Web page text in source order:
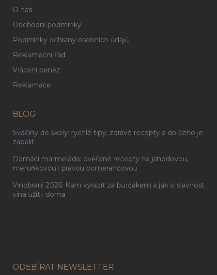
O nás
Obchodní podmínky
Podmínky ochrany osobních údajů
Reklamační řád
Vrácení peněz
Reklamace
BLOG
Svačiny do školy: rychlé tipy, zdravé recepty a do čeho je
zabalit
Domácí marmeláda: ověřené recepty na jahodovou,
meruňkovou i pravou pomerančovou
Vinobraní 2026: Kam vyrazit za burčákem a jak si slavnost
vína užít i doma
ODEBÍRAT NEWSLETTER